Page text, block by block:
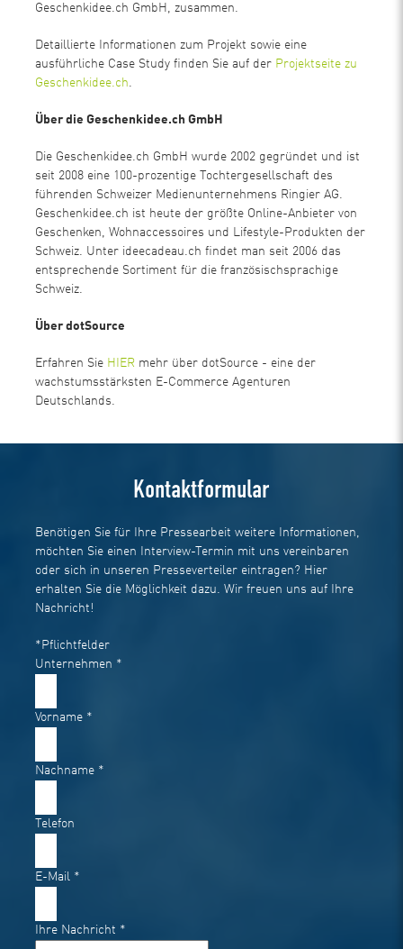
Geschenkidee.ch GmbH, zusammen.
Detaillierte Informationen zum Projekt sowie eine
ausführliche Case Study finden Sie auf der Projektseite zu
Geschenkidee.ch.
Über die Geschenkidee.ch GmbH
Die Geschenkidee.ch GmbH wurde 2002 gegründet und ist
seit 2008 eine 100-prozentige Tochtergesellschaft des
führenden Schweizer Medienunternehmens Ringier AG.
Geschenkidee.ch ist heute der größte Online-Anbieter von
Geschenken, Wohnaccessoires und Lifestyle-Produkten der
Schweiz. Unter ideecadeau.ch findet man seit 2006 das
entsprechende Sortiment für die französischsprachige
Schweiz.
Über dotSource
Erfahren Sie HIER mehr über dotSource - eine der
wachstumsstärksten E-Commerce Agenturen
Deutschlands.
Kontaktformular
Benötigen Sie für Ihre Pressearbeit weitere Informationen,
möchten Sie einen Interview-Termin mit uns vereinbaren
oder sich in unseren Presseverteiler eintragen? Hier
erhalten Sie die Möglichkeit dazu. Wir freuen uns auf Ihre
Nachricht!
*Pflichtfelder
Unternehmen *
Vorname *
Nachname *
Telefon
E-Mail *
Ihre Nachricht *